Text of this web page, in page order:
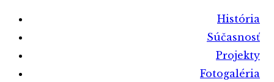
História
Súčasnosť
Projekty
Fotogaléria